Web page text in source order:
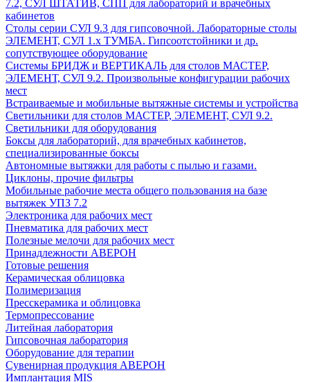
7.2, СУЛ ШТАТИВ, СПП для лабораторий и врачебных
кабинетов
Столы серии СУЛ 9.3 для гипсовочной. Лабораторные столы
ЭЛЕМЕНТ, СУЛ 1.х ТУМБА. Гипсоотстойники и др.
сопутствующее оборудование
Системы БРИДЖ и ВЕРТИКАЛЬ для столов МАСТЕР,
ЭЛЕМЕНТ, СУЛ 9.2. Произвольные конфигурации рабочих
мест
Встраиваемые и мобильные вытяжные системы и устройства
Светильники для столов МАСТЕР, ЭЛЕМЕНТ, СУЛ 9.2.
Светильники для оборудования
Боксы для лабораторий, для врачебных кабинетов,
специализированные боксы
Автономные вытяжки для работы с пылью и газами.
Циклоны, прочие фильтры
Мобильные рабочие места общего пользования на базе
вытяжек УПЗ 7.2
Электроника для рабочих мест
Пневматика для рабочих мест
Полезные мелочи для рабочих мест
Принадлежности АВЕРОН
Готовые решения
Керамическая облицовка
Полимеризация
Пресскерамика и облицовка
Термопрессование
Литейная лаборатория
Гипсовочная лаборатория
Оборудование для терапии
Сувенирная продукция АВЕРОН
Имплантация MIS